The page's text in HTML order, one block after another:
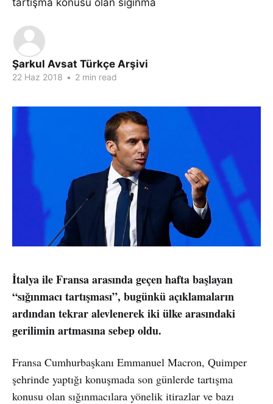
tartışma konusu olan sığınma
Şarkul Avsat Türkçe Arşivi
22 Haz 2018 • 2 min read
İtalya ile Fransa arasında geçen hafta başlayan
“sığınmacı tartışması”, bugünkü açıklamaların
ardından tekrar alevlenerek iki ülke arasındaki
gerilimin artmasına sebep oldu.
Fransa Cumhurbaşkanı Emmanuel Macron, Quimper
şehrinde yaptığı konuşmada son günlerde tartışma
konusu olan sığınmacılara yönelik itirazlar ve bazı